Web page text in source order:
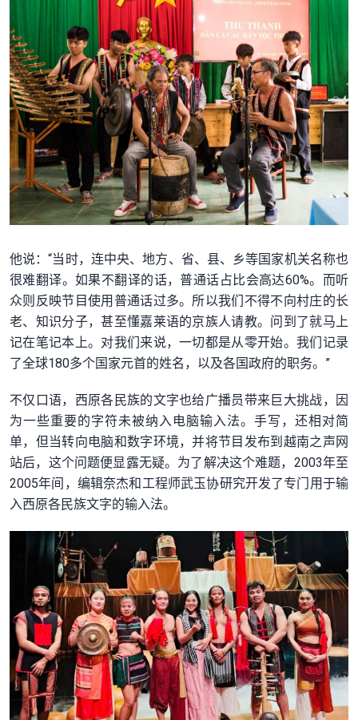
他说：“当时，连中央、地方、省、县、乡等国家机关名称也
很难翻译。如果不翻译的话，普通话占比会高达60%。而听
众则反映节目使用普通话过多。所以我们不得不向村庄的长
老、知识分子，甚至懂嘉莱语的京族人请教。问到了就马上
记在笔记本上。对我们来说，一切都是从零开始。我们记录
了全球180多个国家元首的姓名，以及各国政府的职务。”
不仅口语，西原各民族的文字也给广播员带来巨大挑战，因
为一些重要的字符未被纳入电脑输入法。手写，还相对简
单，但当转向电脑和数字环境，并将节目发布到越南之声网
站后，这个问题便显露无疑。为了解决这个难题，2003年至
2005年间，编辑奈杰和工程师武玉协研究开发了专门用于输
入西原各民族文字的输入法。